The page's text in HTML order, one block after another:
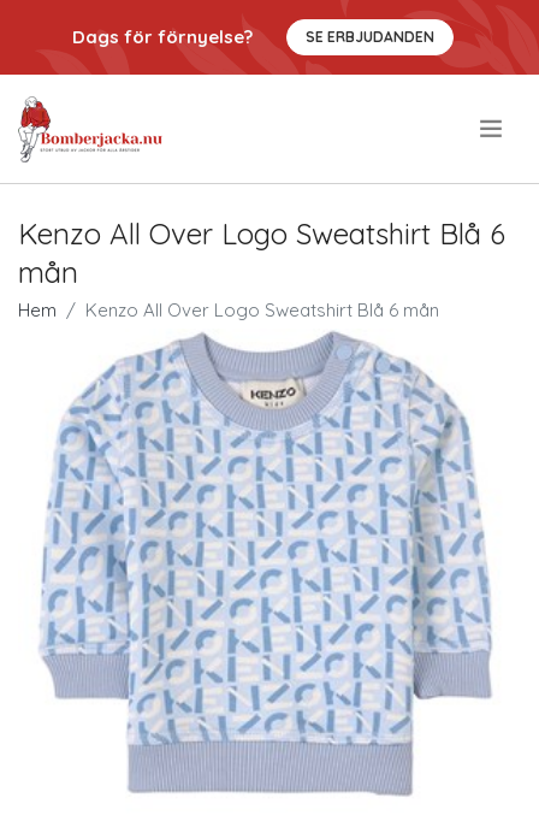
Dags för förnyelse? SE ERBJUDANDEN
Kenzo All Over Logo Sweatshirt Blå 6
mån
Hem Kenzo All Over Logo Sweatshirt Blå 6 mån